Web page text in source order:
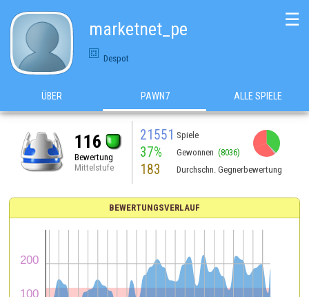
marketnet_pe
Despot
☰
ÜBER PAWN7 ALLE SPIELE
116
Bewertung
Mittelstufe
21551 Spiele
37% Gewonnen (8036)
183 Durchschn. Gegnerbewertung
BEWERTUNGSVERLAUF